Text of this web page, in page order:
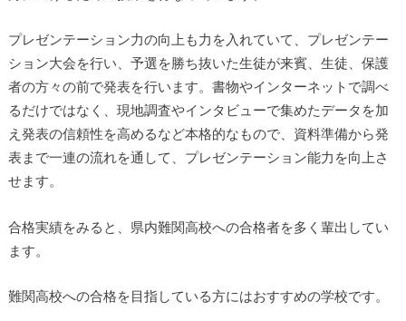
プレゼンテーション力の向上も力を入れていて、プレゼンテー
ション大会を行い、予選を勝ち抜いた生徒が来賓、生徒、保護
者の方々の前で発表を行います。書物やインターネットで調べ
るだけではなく、現地調査やインタビューで集めたデータを加
え発表の信頼性を高めるなど本格的なもので、資料準備から発
表まで一連の流れを通して、プレゼンテーション能力を向上さ
せます。
合格実績をみると、県内難関高校への合格者を多く輩出してい
ます。
難関高校への合格を目指している方にはおすすめの学校です。